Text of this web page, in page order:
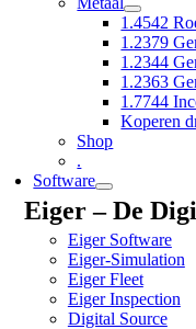
1.4542
1.2379
1.2344
1.2363
1.7744
Koperen
Shop
.
Software
Eiger – De
Eiger Software
Eiger-Simulation
Eiger Fleet
Eiger Inspection
Digital Source